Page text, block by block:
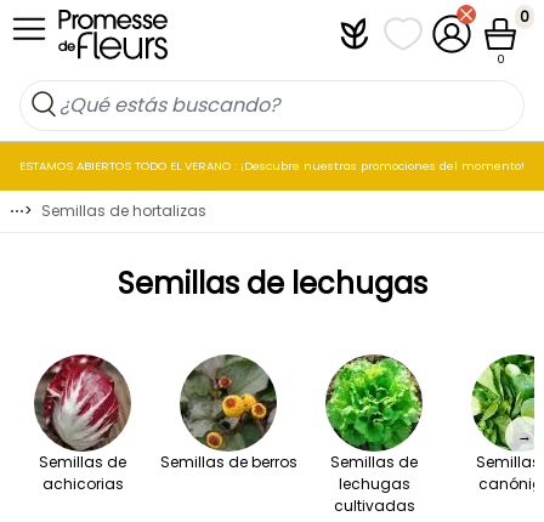
Ir al contenido PlantfitMis listas de
Mi cuenta
Cesta
0
0
ESTAMOS ABIERTOS TODO EL VERANO : ¡Descubre nuestras promociones del momento!
⋯> Semillas de hortalizas
Semillas de lechugas
Semillas de
achicorias
Semillas de berros
Semillas de
lechugas
cultivadas
Semillas
→